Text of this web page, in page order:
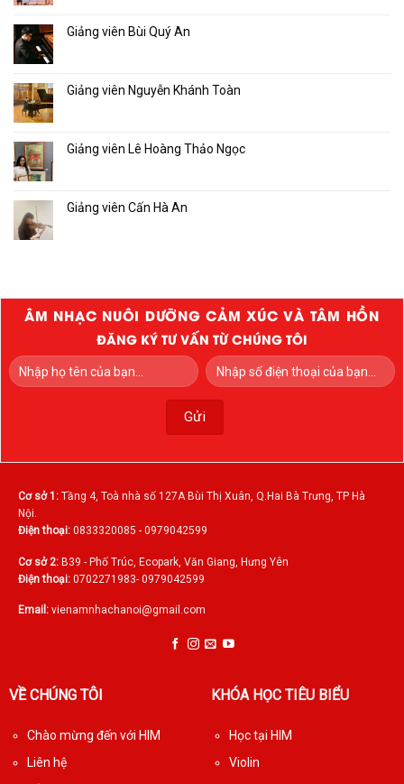
Giảng viên Bùi Quý An
Giảng viên Nguyễn Khánh Toàn
Giảng viên Lê Hoàng Thảo Ngọc
Giảng viên Cấn Hà An
ÂM NHẠC NUÔI DƯỠNG CẢM XÚC VÀ TÂM HỒN
ĐĂNG KÝ TƯ VẤN TỪ CHÚNG TÔI
Cơ sở 1: Tầng 4, Toà nhà số 127A Bùi Thị Xuân, Q.Hai Bà Trưng, TP Hà
Nội.
Điện thoại: 0833320085 - 0979042599
Cơ sở 2: B39 - Phố Trúc, Ecopark, Văn Giang, Hưng Yên
Điện thoại: 0702271983- 0979042599
Email: vienamnhachanoi@gmail.com
VỀ CHÚNG TÔI
Chào mừng đến với HIM
Liên hệ
KHÓA HỌC TIÊU BIỂU
Học tại HIM
Violin